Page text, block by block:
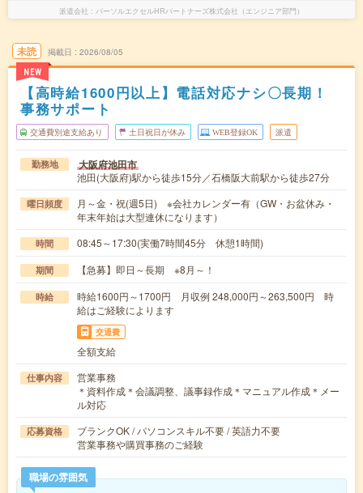
派遣会社 パーソルエクセルHRパートナーズ株式会社（エンジニア部門）
未読
NEW
掲載日 2026/08/05
【高時給1600円以上】電話対応ナシ〇長期！
事務サポート
交通費別途支給あり 土日祝日が休み WEB登録OK 派遣
勤務地 大阪府池田市
池田(大阪府)駅から徒歩15分／石橋阪大前駅から徒歩27分
曜日頻度
月～金・祝(週5日) ※会社カレンダー有（GW・お盆休み・
年末年始は大型連休になります）
時間 08:45～17:30(実働7時間45分 休憩1時間)
期間 【急募】即日～長期 ※8月～！
時給
時給1600円～1700円 月収例 248,000円～263,500円 時
給はご経験によります
交通費
全額支給
仕事内容
営業事務
＊資料作成＊会議調整、議事録作成＊マニュアル作成＊メー
ル対応
応募資格
ブランクOK / パソコンスキル不要 / 英語力不要
営業事務や購買事務のご経験
職場の雰囲気